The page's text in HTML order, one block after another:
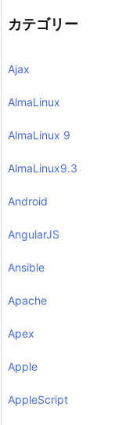
カテゴリー
Ajax
AlmaLinux
AlmaLinux 9
AlmaLinux9.3
Android
AngularJS
Ansible
Apache
Apex
Apple
AppleScript